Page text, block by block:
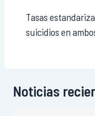
Tasas
suicidios en
Noticias